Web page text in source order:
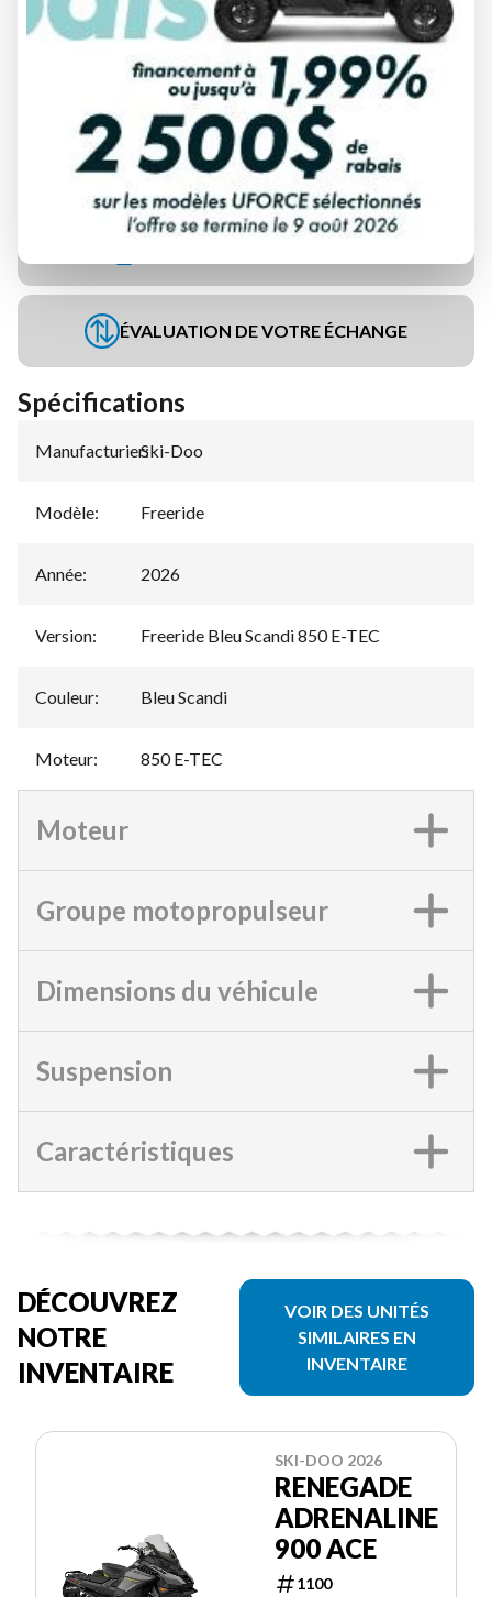
ÉVALUATION DE VOTRE ÉCHANGE
Spécifications
Manufacturier:
Ski-Doo
Modèle: Freeride
Année: 2026
Version: Freeride Bleu Scandi 850 E-TEC
Couleur: Bleu Scandi
Moteur: 850 E-TEC
Moteur
Groupe motopropulseur
Dimensions du véhicule
Suspension
Caractéristiques
DÉCOUVREZ
NOTRE
INVENTAIRE
VOIR DES UNITÉS
SIMILAIRES EN
INVENTAIRE
SKI-DOO 2026
RENEGADE
ADRENALINE
900 ACE
1100